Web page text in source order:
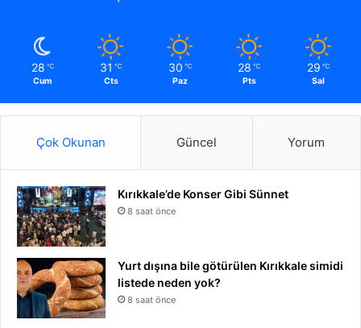
28 ℃
Cum
31 ℃
Cts
30 ℃
Paz
28 ℃
Pts
29 ℃
Sal
Çok Okunan Güncel Yorum
Kırıkkale’de Konser Gibi Sünnet
8 saat önce
Yurt dışına bile götürülen Kırıkkale simidi
listede neden yok?
8 saat önce